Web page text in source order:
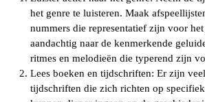
het genre te luisteren. Maak
nummers die representatief zijn voor
aandachtig naar de kenmerkende
ritmes en melodieën die typerend zijn
Lees boeken en tijdschriften: Er zijn
tijdschriften die zich richten op